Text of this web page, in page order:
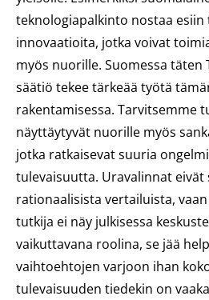
teknologiapalkinto nostaa
innovaatioita, jotka voivat
myös nuorille. Suomessa täten
säätiö tekee tärkeää työtä
rakentamisessa. Tarvitsemme
näyttäytyvät nuorille myös
jotka ratkaisevat suuria
tulevaisuutta. Uravalinnat eivät
rationaalisista vertailuista,
tutkija ei näy julkisessa
vaikuttavana roolina, se jää
vaihtoehtojen varjoon ihan
tulevaisuuden tiedekin on